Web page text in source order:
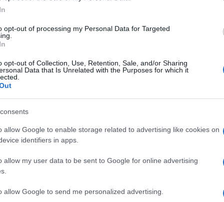
opt-out of processing my Personal Data for Targeted
opt-out of Collection, Use, Retention, Sale, and/or Sharing
Data that Is Unrelated with the Purposes for which it
allow Google to enable storage related to advertising like cookies on
identifiers in apps.
allow my user data to be sent to Google for online advertising
allow Google to send me personalized advertising.
στο Ακυρωτικό Δικαστήριο»,
εκφράζοντας την
της. Παράλληλα, άσκησε κριτική
του εκλέγεσθαι, τονίζοντας:
ένα μείζον δημοκρατικό ζήτημα.
λαό, καθώς οι Γάλλοι είναι
του κόμματος